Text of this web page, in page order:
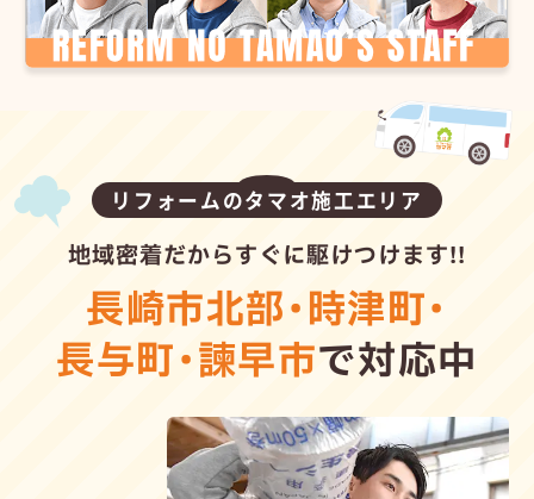
リフォームのタマオ施工エリア
地域密着だからすぐに駆けつけます!!
長崎市北部・時津町・
長与町・諫早市で対応中